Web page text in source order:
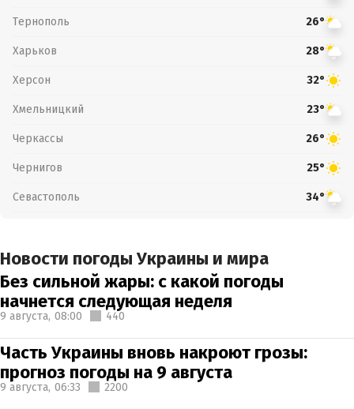
Тернополь 26°
Харьков 28°
Херсон 32°
Хмельницкий 23°
Черкассы 26°
Чернигов 25°
Севастополь 34°
Новости погоды Украины и мира
Без сильной жары: с какой погоды
начнется следующая неделя
9 августа, 08:00 440
Часть Украины вновь накроют грозы:
прогноз погоды на 9 августа
9 августа, 06:33 2200